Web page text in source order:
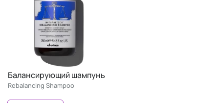
Балансирующий шампунь
Rebalancing Shampoo